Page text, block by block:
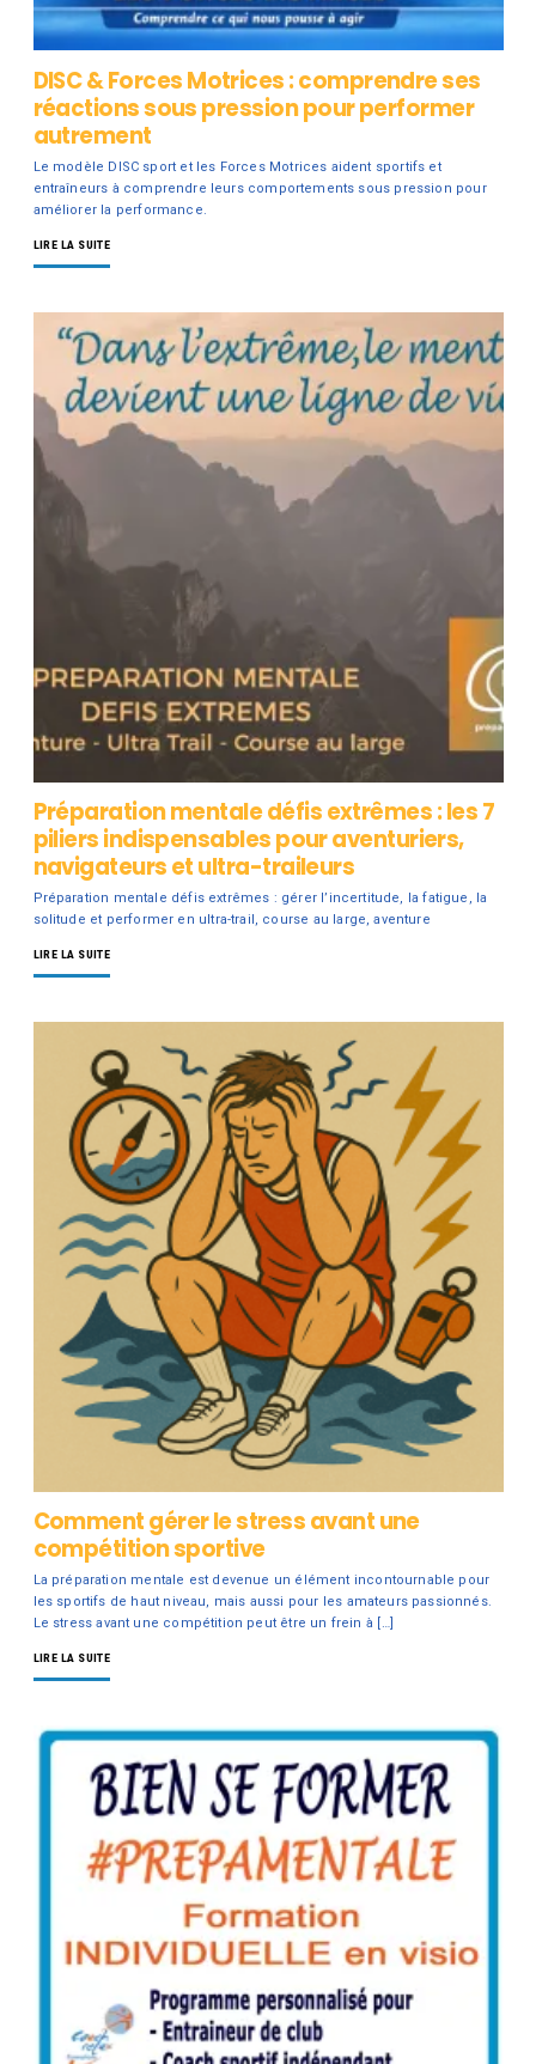
DISC & Forces Motrices : comprendre ses
réactions sous pression pour performer
autrement
Le modèle DISC sport et les Forces Motrices aident sportifs et
entraîneurs à comprendre leurs comportements sous pression pour
améliorer la performance.
LIRE LA SUITE
Préparation mentale défis extrêmes : les 7
piliers indispensables pour aventuriers,
navigateurs et ultra-traileurs
Préparation mentale défis extrêmes : gérer l’incertitude, la fatigue, la
solitude et performer en ultra-trail, course au large, aventure
LIRE LA SUITE
Comment gérer le stress avant une
compétition sportive
La préparation mentale est devenue un élément incontournable pour
les sportifs de haut niveau, mais aussi pour les amateurs passionnés.
Le stress avant une compétition peut être un frein à […]
LIRE LA SUITE